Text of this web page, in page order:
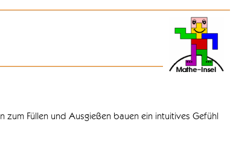
zum Füllen und Ausgießen bauen ein intuitives Gefühl